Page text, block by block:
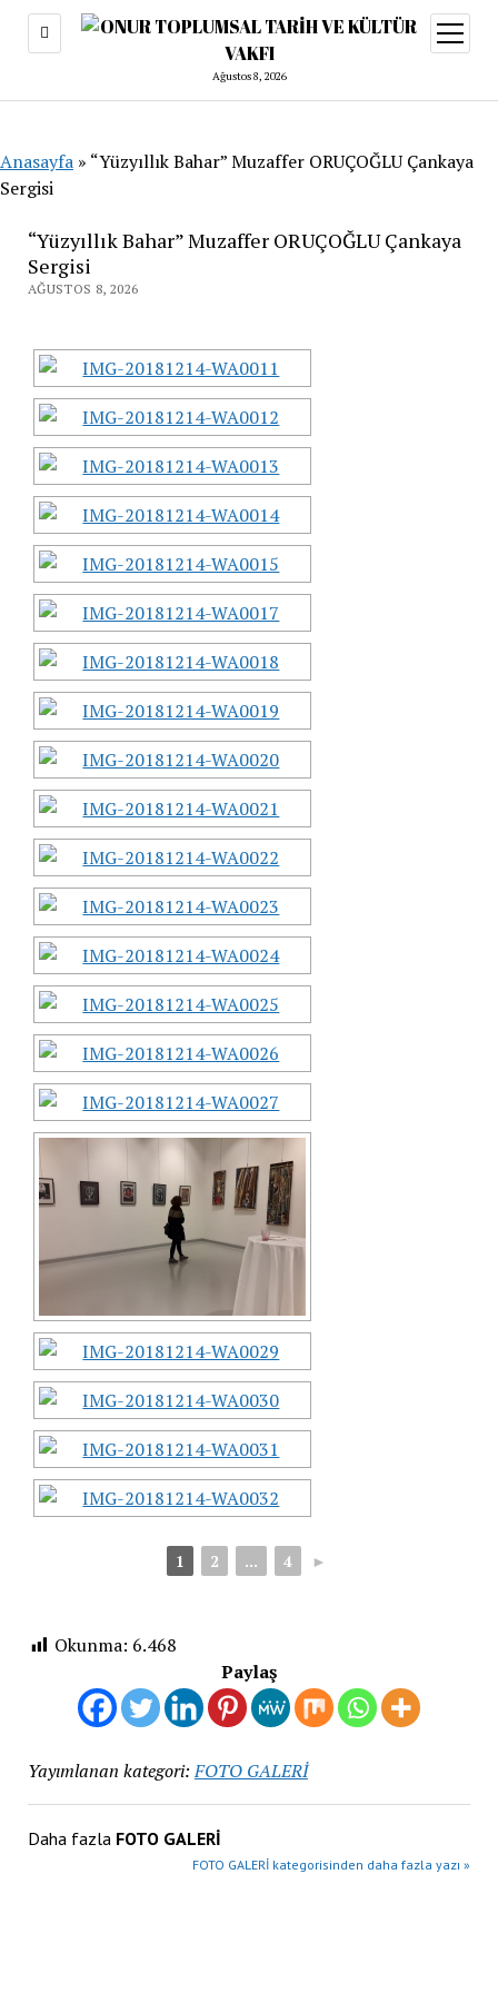
Ağustos 8, 2026
aç
Anasayfa » “Yüzyıllık Bahar” Muzaffer ORUÇOĞLU Çankaya
Sergisi
“Yüzyıllık Bahar” Muzaffer ORUÇOĞLU Çankaya
Sergisi
AĞUSTOS 8, 2026
1 2 ... 4 ►
Okunma: 6.468
Paylaş
Yayımlanan kategori: FOTO GALERİ
Daha fazla FOTO GALERİ
FOTO GALERİ kategorisinden daha fazla yazı »